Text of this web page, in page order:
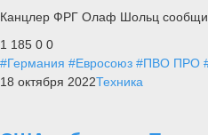
Канцлер ФРГ Олаф Шольц
1 185 0 0
#Германия #Евросоюз #ПВО ПРО
18 октября 2022Техника